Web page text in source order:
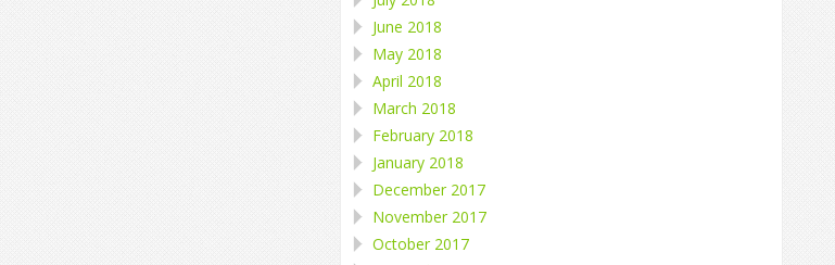
June 2018
May 2018
April 2018
March 2018
February 2018
January 2018
December 2017
November 2017
October 2017